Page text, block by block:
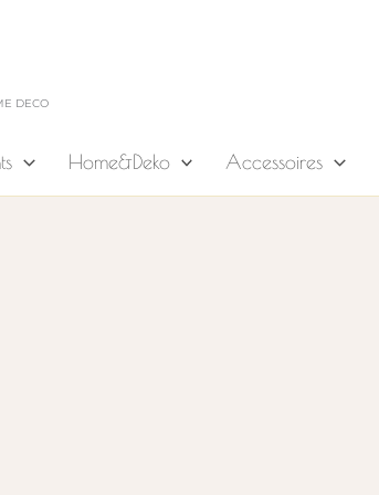
DECO
Home&Deko Accessoires